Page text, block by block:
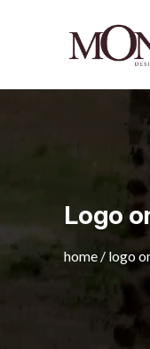
Logo
home / logo